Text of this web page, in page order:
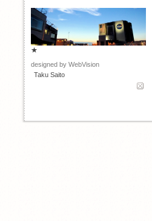
★
designed by WebVision
Taku Saito